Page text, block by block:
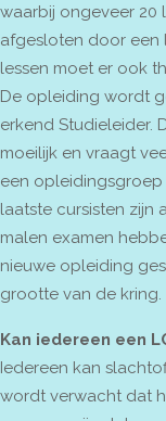
waarbij ongeveer 20
afgesloten door een
lessen moet er ook
De opleiding wordt
erkend Studieleider.
moeilijk en vraagt
een
laatste cursisten zijn
malen examen
nieuwe opleiding
grootte van de kring.
Kan iedereen een
Iedereen kan
wordt verwacht dat